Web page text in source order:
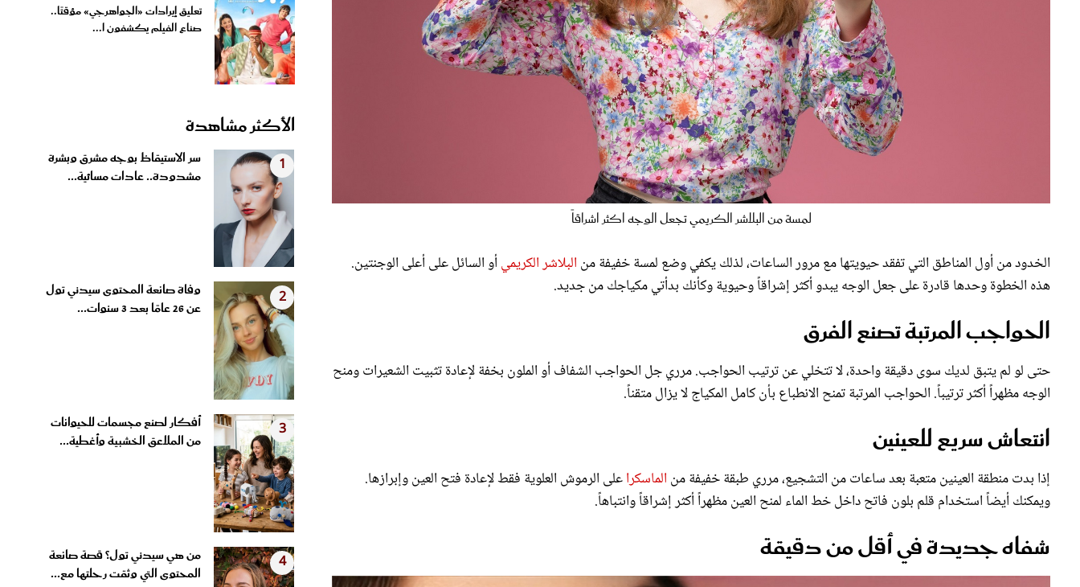
لمسة من البلاشر الكريمي تجعل الوجه اكثر اشراقاً
الخدود من أول المناطق التي تفقد حيويتها مع مرور الساعات، لذلك يكفي وضع لمسة خفيفة من البلاشر الكريميأو السائل على أعلى الوجنتين.
هذه الخطوة وحدها قادرة على جعل الوجه يبدو أكثر إشراقاً وحيوية وكأنك بدأتي مكياجك من جديد.
الحواجب المرتبة تصنع الفرق
حتى لو لم يتبق لديك سوى دقيقة واحدة، لا تتخلي عن ترتيب الحواجب. مرري جل الحواجب الشفاف أو الملون بخفة لإعادة تثبيت الشعيرات ومنح
الوجه مظهراً أكثر ترتيباً. الحواجب المرتبة تمنح الانطباع بأن كامل المكياج لا يزال متقناً.
انتعاش سريع للعينين
إذا بدت منطقة العينين متعبة بعد ساعات من التشجيع، مرري طبقة خفيفة من الماسكراعلى الرموش العلوية فقط لإعادة فتح العين وإبرازها.
ويمكنك أيضاً استخدام قلم بلون فاتح داخل خط الماء لمنح العين مظهراً أكثر إشراقاً وانتباهاً.
شفاه جديدة في أقل من دقيقة
تعليق إيرادات «الجواهرجي» مؤقتًا..
صناع الفيلم يكشفون ا...
الأكثر مشاهدة
1
سر الاستيقاظ بوجه مشرق وبشرة
مشدودة.. عادات مسائية...
2
وفاة صانعة المحتوى سيدني تول
عن 26 عامًا بعد 3 سنوات...
3
أفكار لصنع مجسمات للحيوانات
من الملاعق الخشبية وأغطية...
4
من هي سيدني تول؟ قصة صانعة
المحتوى التي وثقت رحلتها مع...